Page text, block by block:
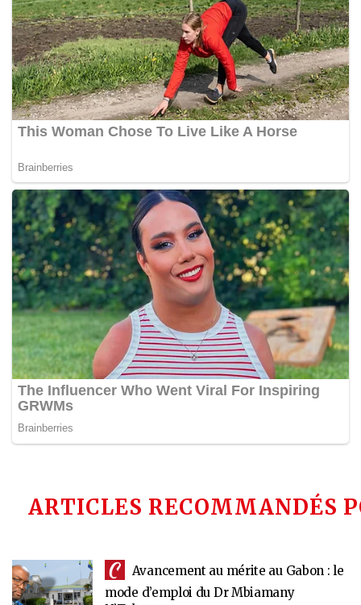
ARTICLES RECOMMANDÉS
Avancement au mérite au Gabon : le
mode d’emploi du Dr Mbiamany